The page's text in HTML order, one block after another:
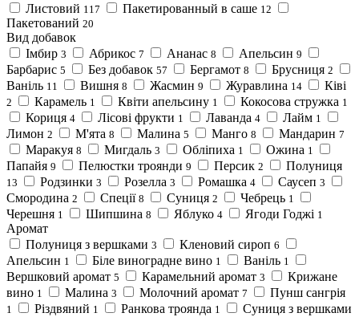
Листовий 117 Пакетированный в саше 12
Пакетований 20
Вид добавок
Імбир 3 Абрикос 7 Ананас 8 Апельсин 9
Барбарис 5 Без добавок 57 Бергамот 8 Брусниця 2
Ваніль 11 Вишня 8 Жасмин 9 Журавлина 14 Ківі
2 Карамель 1 Квіти апельсину 1 Кокосова стружка 1
Кориця 4 Лісові фрукти 1 Лаванда 4 Лайм 1
Лимон 2 М'ята 8 Малина 5 Манго 8 Мандарин 7
Маракуя 8 Мигдаль 3 Обліпиха 1 Ожина 1
Папайя 9 Пелюстки троянди 9 Персик 2 Полуниця
13 Родзинки 3 Розелла 3 Ромашка 4 Саусеп 3
Смородина 2 Спеції 8 Суниця 2 Чебрець 1
Черешня 1 Шипшина 8 Яблуко 4 Ягоди Годжі 1
Аромат
Полуниця з вершками 3 Кленовий сироп 6
Апельсин 1 Біле виноградне вино 1 Ваніль 1
Вершковий аромат 5 Карамельний аромат 3
Крижане
вино 1 Малина 3 Молочний аромат 7 Пунш сангрія
1 Різдвяний 1 Ранкова троянда 1 Суниця з вершками